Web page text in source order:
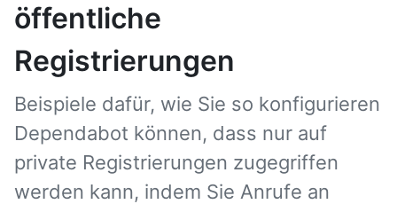
öffentliche
Registrierungen
Beispiele dafür, wie Sie so konfigurieren
Dependabot können, dass nur auf
private Registrierungen zugegriffen
werden kann, indem Sie Anrufe an